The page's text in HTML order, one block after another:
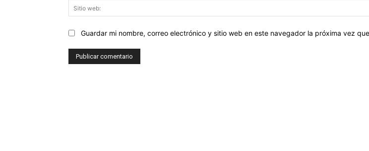
Guardar mi nombre, correo electrónico y sitio web en este navegador la próxima vez